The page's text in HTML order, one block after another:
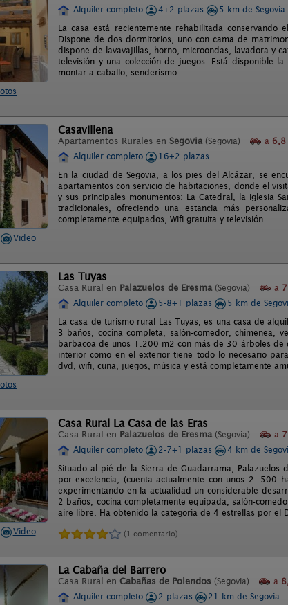
Alquiler completo
4+2 plazas
5 km de Segovia
La casa está recientemente rehabilitada conservando
Dispone de dos dormitorios, uno con cama de
dispone de lavavajillas, horno, microondas, lavadora y
televisión y una colección de juegos. Está disponible
montar a caballo, senderismo...
Video
Casavillena
Apartamentos Rurales en Segovia (Segovia) a 6,8
Alquiler completo
16+2 plazas
En la ciudad de Segovia, a los pies del Alcázar, se
apartamentos con servicio de habitaciones, donde el
y sus principales monumentos: La Catedral, la iglesia
tradicionales, ofreciendo una estancia más
completamente equipados, Wifi gratuita y televisión.
Las Tuyas
Casa Rural en Palazuelos de Eresma (Segovia) a
Alquiler completo
5-8+1 plazas 5 km de
La casa de turismo rural Las Tuyas, es una casa de
3 baños, cocina completa, salón-comedor, chimenea,
barbacoa de unos 1.200 m2 con más de 30 árboles
interior como en el exterior tiene todo lo necesario
dvd, wifi, cuna, juegos, música y está completamente
Video
Casa Rural La Casa de las Eras
Casa Rural en Palazuelos de Eresma (Segovia) a
Alquiler completo
2-7+1 plazas
4 km de
Situado al pié de la Sierra de Guadarrama, Palazuelos
por excelencia, (cuenta actualmente con unos 2. 500
experimentando en la actualidad un considerable
2 baños, cocina completamente equipada, salón-
aire libre. Ha obtenido la categoría de 4 estrellas por el
(1 comentario)
La Cabaña del Barrero
Casa Rural en Cabañas de Polendos (Segovia) a
Alquiler completo
2 plazas
21 km de Segovia